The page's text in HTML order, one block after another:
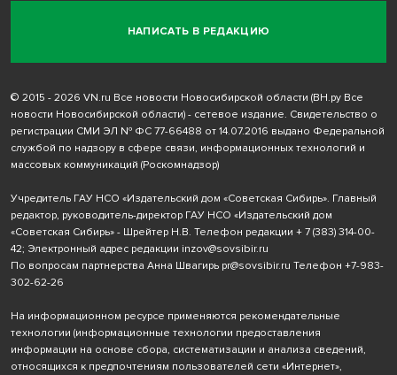
НАПИСАТЬ В РЕДАКЦИЮ
© 2015 - 2026 VN.ru Все новости Новосибирской области (ВН.ру Все
новости Новосибирской области) - сетевое издание. Свидетельство о
регистрации СМИ ЭЛ № ФС 77-66488 от 14.07.2016 выдано Федеральной
службой по надзору в сфере связи, информационных технологий и
массовых коммуникаций (Роскомнадзор)
Учредитель ГАУ НСО «Издательский дом «Советская Сибирь». Главный
редактор, руководитель-директор ГАУ НСО «Издательский дом
«Советская Сибирь» - Шрейтер Н.В. Телефон редакции + 7 (383) 314-00-
42; Электронный адрес редакции inzov@sovsibir.ru
По вопросам партнерства Анна Швагирь pr@sovsibir.ru Телефон +7-983-
302-62-26
На информационном ресурсе применяются рекомендательные
технологии (информационные технологии предоставления
информации на основе сбора, систематизации и анализа сведений,
относящихся к предпочтениям пользователей сети «Интернет»,